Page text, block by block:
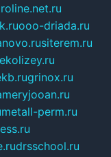
ooo-driada.ru
siterem.ru
grinox.ru
metall-perm.ru
drsschool.ru